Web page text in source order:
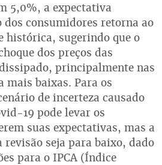
5,0%, a expectativa
consumidores retorna ao
histórica, sugerindo que o
dos preços das
principalmente nas
mais baixas. Para os
de incerteza causado
19 pode levar os
suas expectativas, mas a
revisão seja para baixo, dado
para o IPCA (Índice